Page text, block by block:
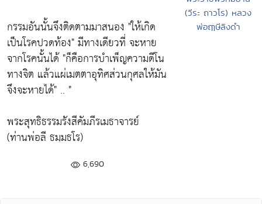
กรรมอันนั้นจึงติดตามมาสนอง "ให้เกิด
เป็นโรคปวดท้อง"มีทางเดียวที่ จะหาย
จากโรคนั้นได้"ก็คือการบำเพ็ญความดีโน
ทางจิต แล้วแผ่เมตตาอุทิศส่วนกุศลให้มัน
จึงจะหายได้" .. "
พระสุทธิธรรมรังสีคัมภีรเมธาจารย์
(ท่านพ่อลี ธมฺมธโร)
6,690
(วีระ ถาวโร) หลวง
พ่อฤๅษีลิงดำ